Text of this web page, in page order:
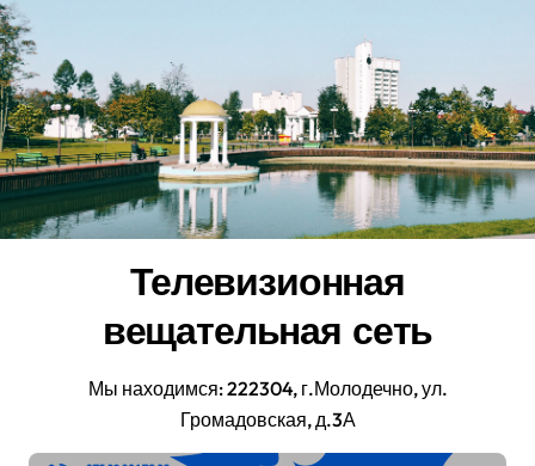
Перейти
к
содержанию
Телевизионная
вещательная сеть
Мы находимся: 222304, г.Молодечно, ул.
Громадовская, д.3А